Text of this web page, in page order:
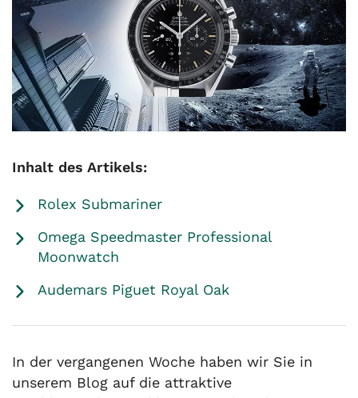
Inhalt des Artikels:
Rolex Submariner
Omega Speedmaster Professional
Moonwatch
Audemars Piguet Royal Oak
In der vergangenen Woche haben wir Sie in
unserem Blog auf die attraktive